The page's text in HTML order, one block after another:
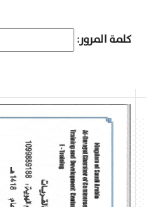
كلمة المرور: